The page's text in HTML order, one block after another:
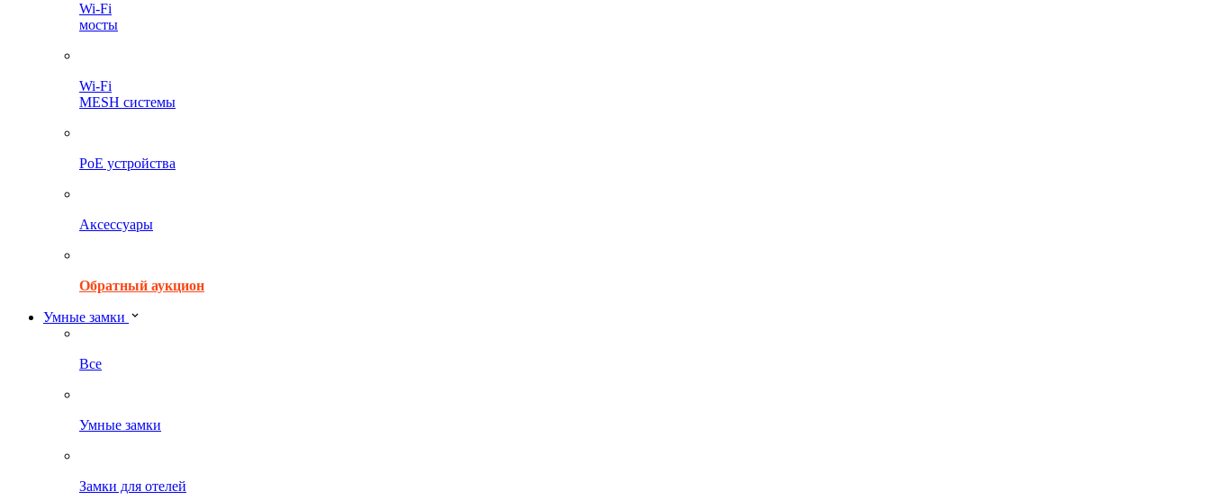
Wi-Fi
мосты
Wi-Fi
MESH системы
PoE устройства
Аксессуары
Обратный аукцион
Умные замки
Все
Умные замки
Замки для отелей